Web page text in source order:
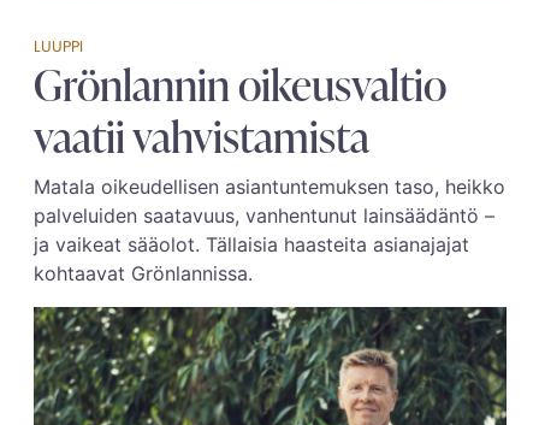
LUUPPI
Grönlannin oikeusvaltio
vaatii vahvistamista
Matala oikeudellisen asiantuntemuksen taso, heikko
palveluiden saatavuus, vanhentunut lainsäädäntö –
ja vaikeat sääolot. Tällaisia haasteita asianajajat
kohtaavat Grönlannissa.